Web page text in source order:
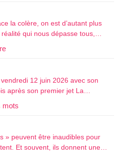
la colère, on est d’autant plus
réalité qui nous dépasse tous,…
12 juin 2026 avec son
après son premier jet La…
mots
» peuvent être inaudibles pour
Et souvent, ils donnent une…